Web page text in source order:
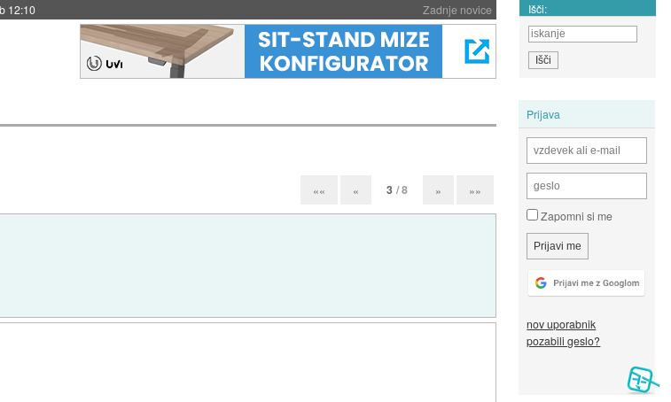
Zadnje novice
11:37 Išči:
Prijava
Zapomni si me
nov uporabnik
pozabili geslo?
«« « 3 / 8 » »»